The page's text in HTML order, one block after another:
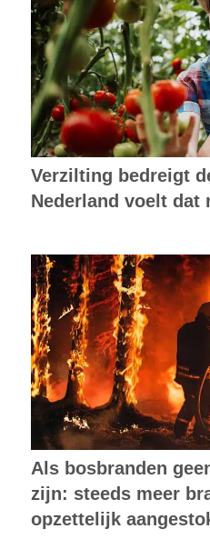
Verzilting bedreigt
Nederland voelt dat
Als bosbranden
zijn: steeds meer
opzettelijk